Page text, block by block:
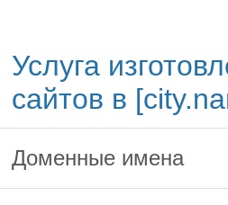
Услуга
сайтов в
Доменные имена